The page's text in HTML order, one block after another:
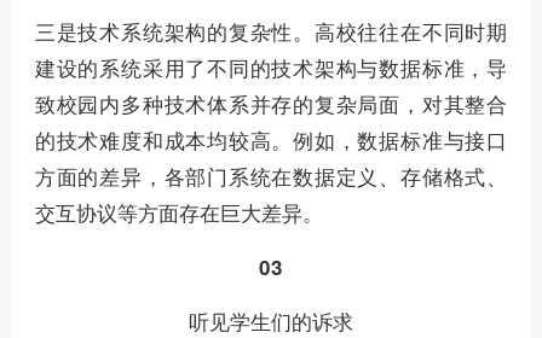
三是技术系统架构的复杂性。高校往往在不同时期
建设的系统采用了不同的技术架构与数据标准，导
致校园内多种技术体系并存的复杂局面，对其整合
的技术难度和成本均较高。例如，数据标准与接口
方面的差异，各部门系统在数据定义、存储格式、
交互协议等方面存在巨大差异。
03
听见学生们的诉求